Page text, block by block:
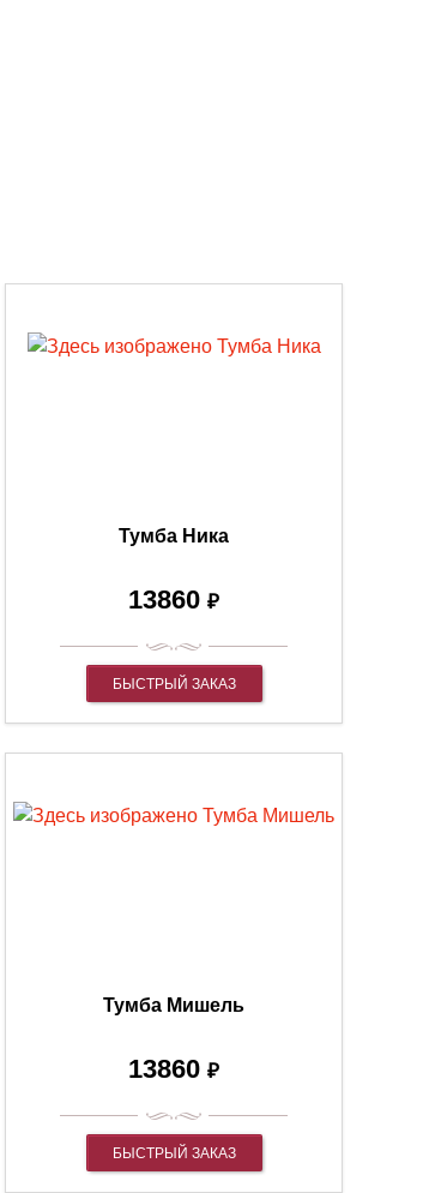
Тумба Ника
13860 ₽
БЫСТРЫЙ ЗАКАЗ
Тумба Мишель
13860 ₽
БЫСТРЫЙ ЗАКАЗ